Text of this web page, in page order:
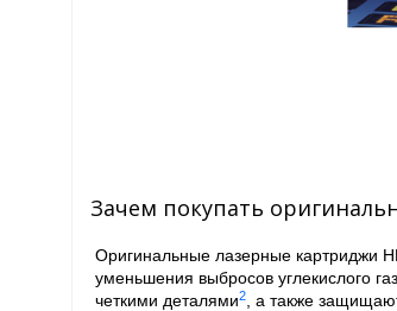
Зачем покупать
Оригинальные лазерные картриджи
уменьшения выбросов углекислого
четкими деталями2 , а также